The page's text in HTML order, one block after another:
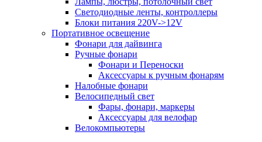
Светодиодные ленты, контроллеры
Блоки питания 220V->12V
Портативное освещение
Фонари для дайвинга
Ручные фонари
Фонари и Переноски
Аксессуары к ручным фонарям
Налобные фонари
Велосипедный свет
Фары, фонари, маркеры
Аксессуары для велофар
Велокомпьютеры